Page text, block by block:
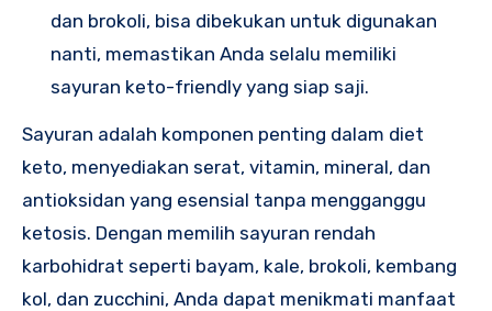
dan brokoli, bisa dibekukan untuk digunakan
nanti, memastikan Anda selalu memiliki
sayuran keto-friendly yang siap saji.
Sayuran adalah komponen penting dalam diet
keto, menyediakan serat, vitamin, mineral, dan
antioksidan yang esensial tanpa mengganggu
ketosis. Dengan memilih sayuran rendah
karbohidrat seperti bayam, kale, brokoli, kembang
kol, dan zucchini, Anda dapat menikmati manfaat